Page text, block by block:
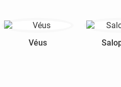
Véus